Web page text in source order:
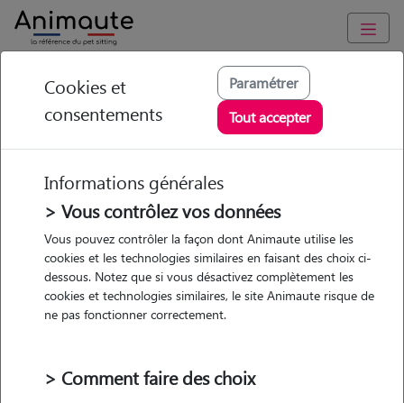
Animaute Nouvelle Aquitaine Gironde/Bordeaux
Mélanie - Petsitter à
Bordeaux
• 25 ans
Cookies et
consentements
Paramétrer
Tout accepter
Informations générales
> Vous contrôlez vos données
Vous pouvez contrôler la façon dont Animaute utilise les
cookies et les technologies similaires en faisant des choix ci-
dessous. Notez que si vous désactivez complètement les
cookies et technologies similaires, le site Animaute risque de
ne pas fonctionner correctement.
> Comment faire des choix